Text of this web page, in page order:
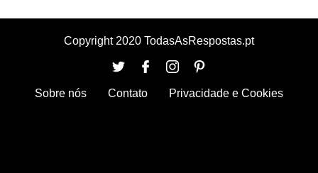
Copyright 2020 TodasAsRespostas.pt
Sobre nós Contato Privacidade e Cookies